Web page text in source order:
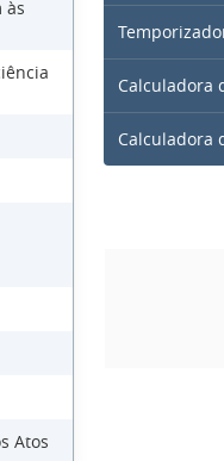
às
Atos
Calculadora
Calculadora